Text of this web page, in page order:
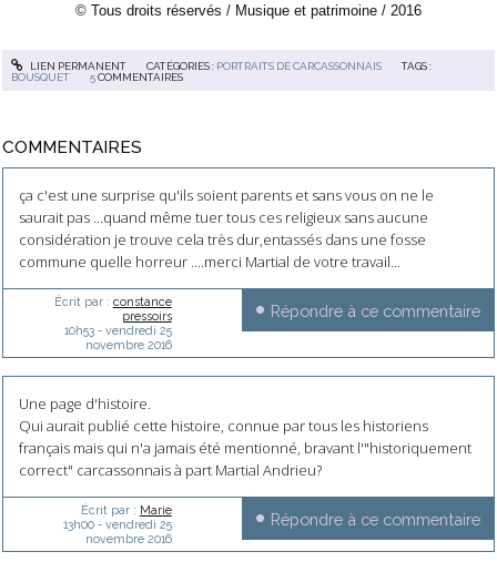
© Tous droits réservés / Musique et patrimoine / 2016
LIEN PERMANENT CATÉGORIES : PORTRAITS DE CARCASSONNAIS
TAGS :
BOUSQUET
5 COMMENTAIRES
COMMENTAIRES
ça c'est une surprise qu'ils soient parents et sans vous on ne le
saurait pas ...quand même tuer tous ces religieux sans aucune
considération je trouve cela très dur,entassés dans une fosse
commune quelle horreur ....merci Martial de votre travail...
Écrit par : constance
pressoirs
10h53- vendredi 25
novembre 2016
Répondre à ce commentaire
Une page d'histoire.
Qui aurait publié cette histoire, connue par tous les historiens
français mais qui n'a jamais été mentionné, bravant l'"historiquement
correct" carcassonnais à part Martial Andrieu?
Écrit par : Marie
13h00- vendredi 25
novembre 2016
Répondre à ce commentaire